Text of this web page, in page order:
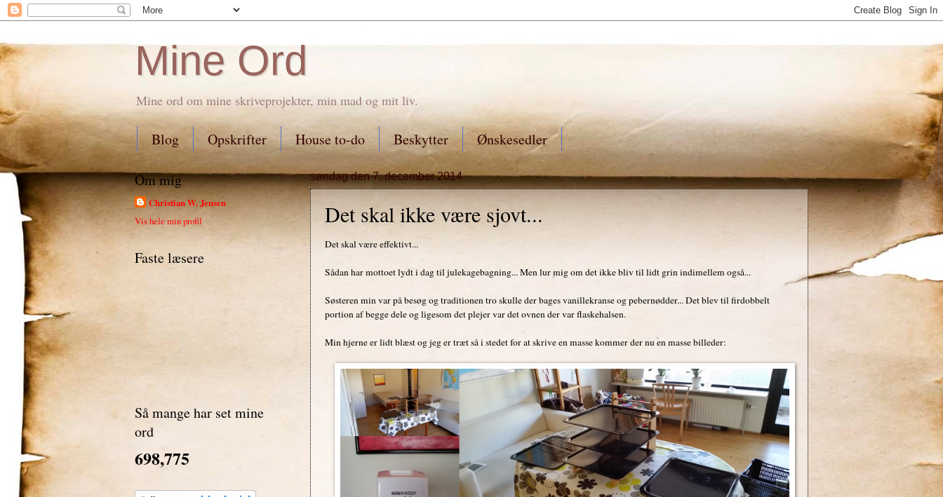
Mine Ord
Mine ord om mine skriveprojekter, min mad og mit liv.
Blog Opskrifter House to-do Beskytter Ønskesedler
søndag den 7. december 2014
Det skal ikke være sjovt...
Det skal være effektivt...
Sådan har mottoet lydt i dag til julekagebagning... Men lur mig om det ikke bliv til lidt grin indimellem også...
Søsteren min var på besøg og traditionen tro skulle der bages vanillekranse og pebernødder... Det blev til firdobbelt
portion af begge dele og ligesom det plejer var det ovnen der var flaskehalsen.
Min hjerne er lidt blæst og jeg er træt så i stedet for at skrive en masse kommer der nu en masse billeder:
Om mig
Christian W. Jensen
Vis hele min profil
Faste læsere
Så mange har set mine
ord
698,775